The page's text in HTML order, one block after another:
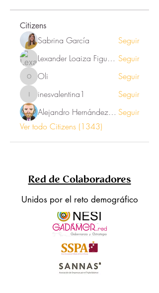
Citizens
Sabrina García
Seguir
Lexander Loaiza Figueroa Seguir
Oli Oli Seguir
inesvalentina1
inesvalentina1
Seguir
Alejandro Hernández Renner Seguir
Ver todo Citizens (1343)
Red de Colaboradores
Unidos por el reto demográfico